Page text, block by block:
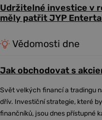
Udržitelné investice v
měly patřit JYP
Vědomosti dne
Jak obchodovat s
Svět velkých financí a tradingu
dřív. Investiční strategie, které
finančníků, jsou dnes přístupné